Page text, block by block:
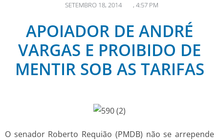
SETEMBRO 18, 2014 , 4:57 PM
APOIADOR DE ANDRÉ
VARGAS E PROIBIDO DE
MENTIR SOB AS TARIFAS
O senador Roberto Requião (PMDB) não se arrepende